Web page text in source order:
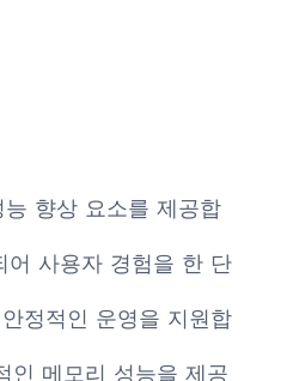
향상 요소를 제공합
어 사용자 경험을 한 단
정적인 운영을 지원합
인 메모리 성능을 제공